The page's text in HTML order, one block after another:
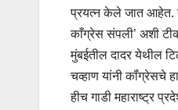
प्रयत्न केले जात आहेत.
काँग्रेस संपली’ अशी
मुंबईतील दादर येथील
चव्हाण यांनी कॉंग्रेसचे
हीच गाडी महाराष्ट्र